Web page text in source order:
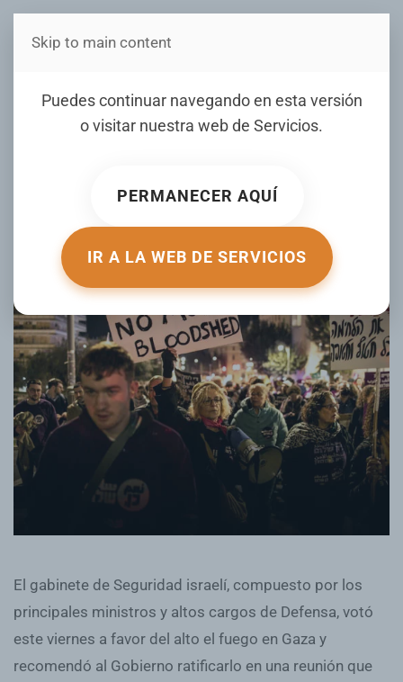
Estás en Telenord Medios
Puedes continuar navegando en esta versión
o visitar nuestra web de Servicios.
PERMANECER AQUÍ
IR A LA WEB DE SERVICIOS
Skip to main content
Gabinete de Seguridad de
Israel da luz verde a la
votación del Gobierno
ESCRITO POR HUFF POST EL
. PUBLICADO EN
INTERNACIONALES
El gabinete de Seguridad israelí, compuesto por los
principales ministros y altos cargos de Defensa, votó
este viernes a favor del alto el fuego en Gaza y
recomendó al Gobierno ratificarlo en una reunión que